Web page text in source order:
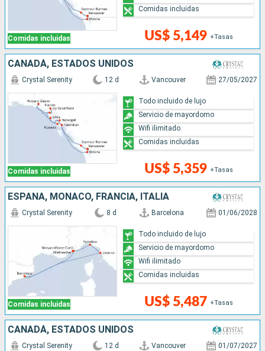
Comidas incluidas US$ 5,149 +Tasas
Comidas incluidas
CANADÁ, ESTADOS UNIDOS
Comidas incluidas
Crystal Serenity 12 d Vancouver 27/05/2027
US$ 5,359 +Tasas
Todo incluido de lujo
Servicio de mayordomo
Wifi ilimitado
Comidas incluidas
ESPAÑA, MONACO, FRANCIA, ITALIA
Comidas incluidas
Crystal Serenity 8 d Barcelona 01/06/2028
US$ 5,487 +Tasas
Todo incluido de lujo
Servicio de mayordomo
Wifi ilimitado
Comidas incluidas
CANADÁ, ESTADOS UNIDOS
Crystal Serenity 12 d Vancouver 01/07/2027